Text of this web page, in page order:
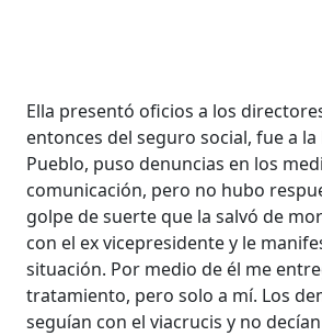
Ella presentó oficios a los
entonces del seguro social, fue a
Pueblo, puso denuncias en los
comunicación, pero no hubo
golpe de suerte que la salvó de
con el ex vicepresidente y le
situación. Por medio de él me
tratamiento, pero solo a mí. Los
seguían con el viacrucis y no